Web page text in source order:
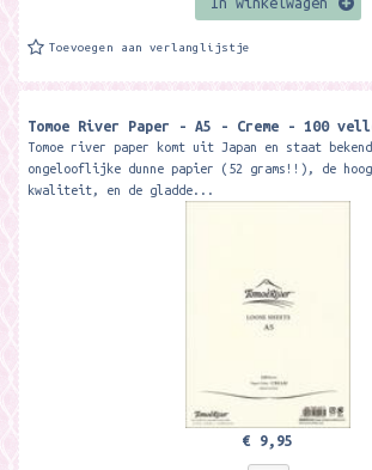
Toevoegen aan verlanglijstje
Tomoe River Paper - A5 - Creme - 100
Tomoe river paper komt uit Japan en staat
ongelooflijke dunne papier (52 grams!!), de
kwaliteit, en de gladde...
€ 9,95